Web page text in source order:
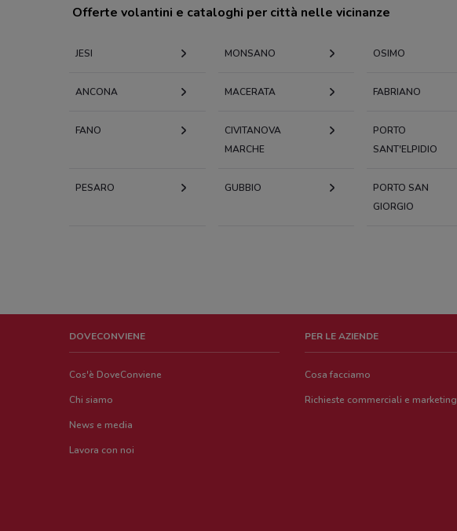
Offerte volantini e cataloghi per città nelle vicinanze
JESI MONSANO OSIMO
ANCONA MACERATA FABRIANO
FANO
CIVITANOVA
MARCHE
PORTO
SANT'ELPIDIO
PESARO GUBBIO
PORTO SAN
GIORGIO
DOVECONVIENE
Cos'è DoveConviene
Chi siamo
News e media
Lavora con noi
PER LE AZIENDE
Cosa facciamo
Richieste commerciali e marketing